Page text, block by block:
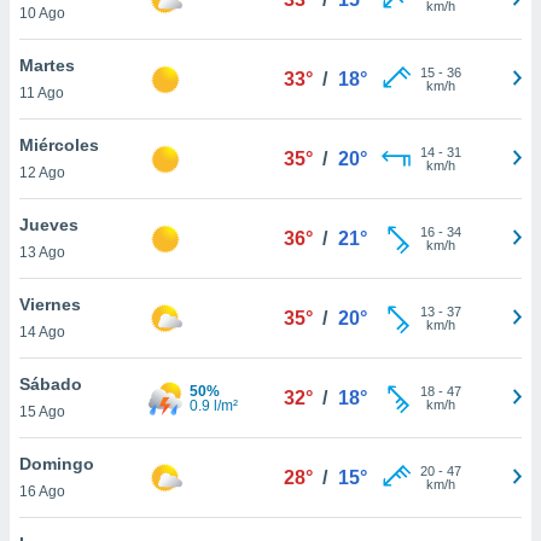
más
nuestra
y
disponible
cookies
aceptar
10 Ago
km/h
Martes
11 Ago
33° / 18° 15- 36
km/h
Miércoles
12 Ago
35° / 20° 14- 31
km/h
Jueves
13 Ago
36° / 21° 16- 34
km/h
Viernes
14 Ago
35° / 20° 13- 37
km/h
Sábado
15 Ago
50%
0.9 l/m²
32° / 18° 18- 47
km/h
Domingo
16 Ago
28° / 15° 20- 47
km/h